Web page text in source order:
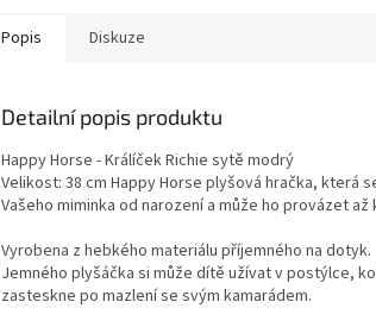
Popis Diskuze
Detailní popis produktu
Happy Horse - Králíček Richie sytě modrý
Velikost: 38 cm Happy Horse plyšová hračka, která
Vašeho miminka od narození a může ho provázet
Vyrobena z hebkého materiálu příjemného na dotyk.
Jemného plyšáčka si může dítě užívat v postýlce,
zasteskne po mazlení se svým kamarádem.